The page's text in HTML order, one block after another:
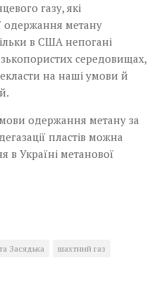
газу, які
одержання метану
в США непогані
середовищах,
на наші умови й
одержання метану за
пластів можна
в Україні метанової
Засядька шахтний газ